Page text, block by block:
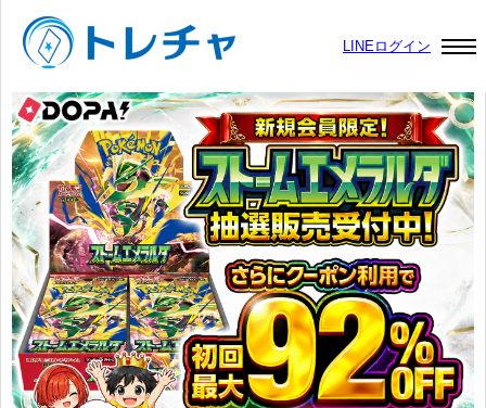
LINEログイン